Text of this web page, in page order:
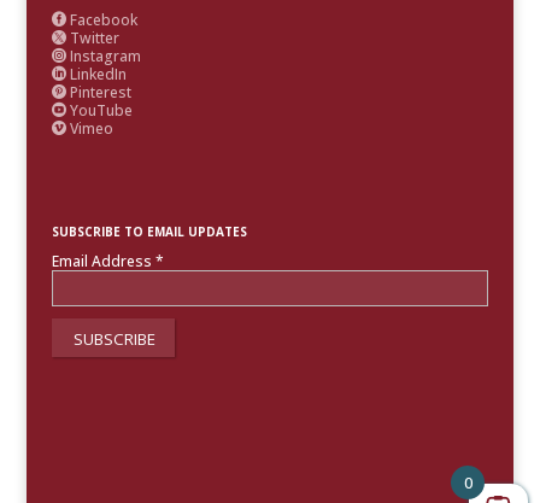
 Facebook
 Twitter
 Instagram
 LinkedIn
 Pinterest
 YouTube
 Vimeo
SUBSCRIBE TO EMAIL UPDATES
Email Address *
0